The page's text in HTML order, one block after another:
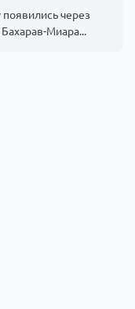
через
Миара...